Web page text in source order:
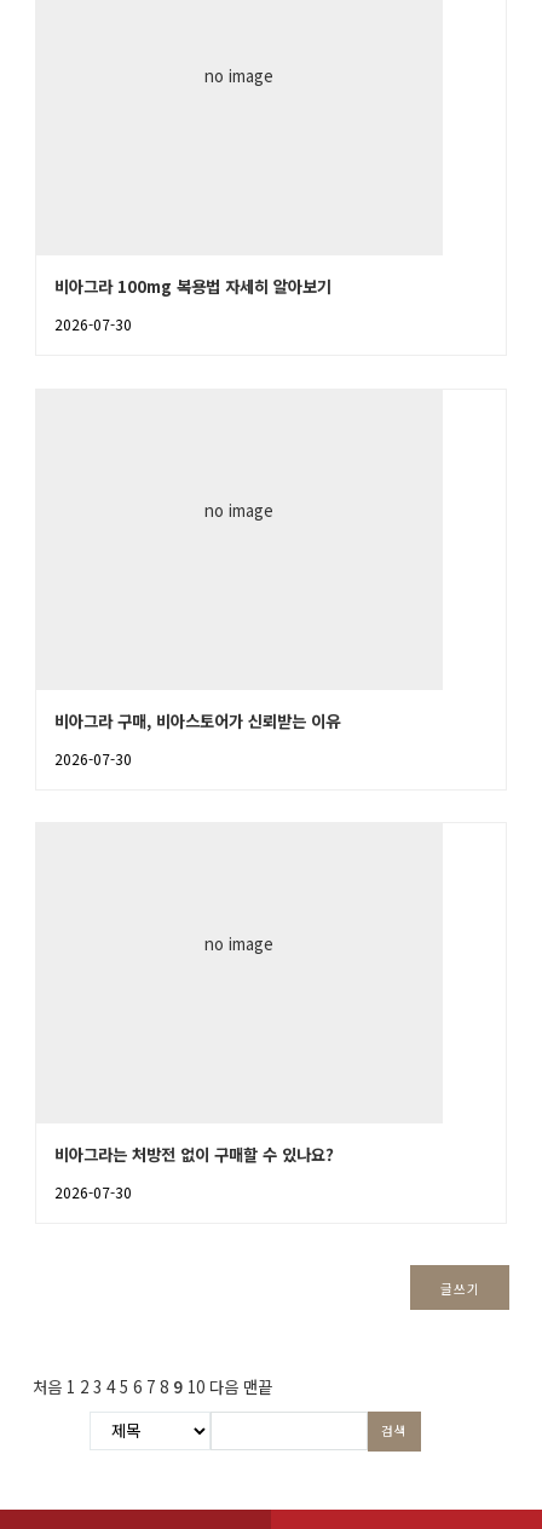
no image
비아그라 100mg 복용법 자세히 알아보기
2026-07-30
no image
비아그라 구매, 비아스토어가 신뢰받는 이유
2026-07-30
no image
비아그라는 처방전 없이 구매할 수 있나요?
2026-07-30
글쓰기
처음 1 2 3 4 5 6 7 8 9 10 다음 맨끝